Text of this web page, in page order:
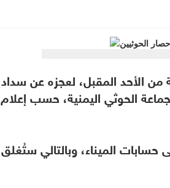
من الأحد المقبل، لعجزه عن سداد
الحوثي اليمنية، حسب إعلام
على حسابات الميناء، وبالتالي ستُغلق